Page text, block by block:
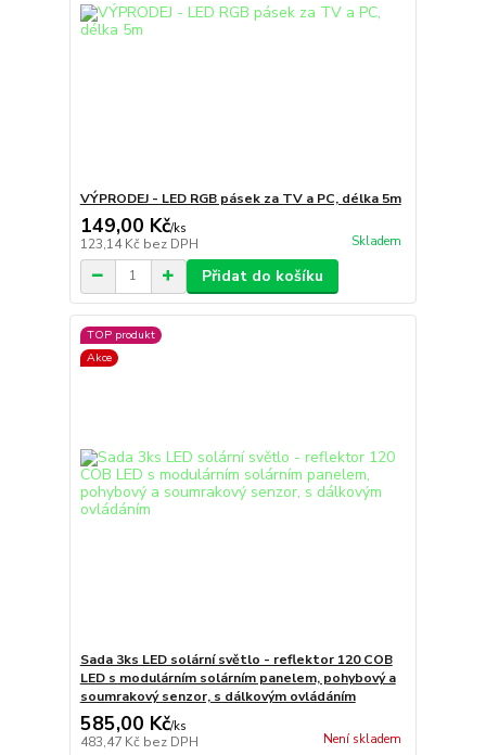
VÝPRODEJ - LED RGB pásek za TV a PC, délka 5m
149,00 Kč/ks
123,14 Kč bez DPH Skladem
Přidat do košíku
TOP produkt
Akce
Sada 3ks LED solární světlo - reflektor 120 COB
LED s modulárním solárním panelem, pohybový a
soumrakový senzor, s dálkovým ovládáním
585,00 Kč/ks
483,47 Kč bez DPH Není skladem